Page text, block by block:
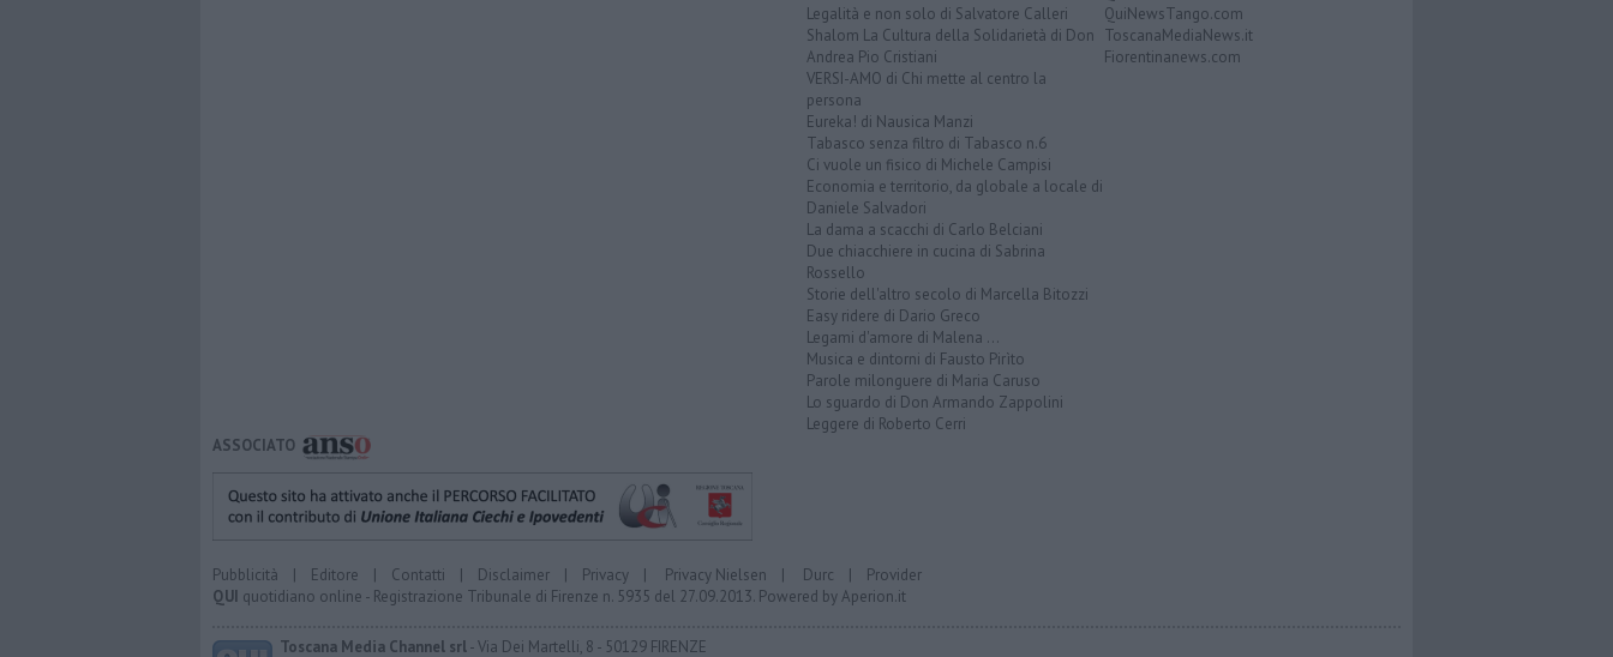
Legalità e non solo di Salvatore Calleri
Shalom La Cultura della Solidarietà di Don
Andrea Pio Cristiani
VERSI-AMO di Chi mette al centro la
persona
Eureka! di Nausica Manzi
Tabasco senza filtro di Tabasco n.6
Ci vuole un fisico di Michele Campisi
Economia e territorio, da globale a locale di
Daniele Salvadori
La dama a scacchi di Carlo Belciani
Due chiacchiere in cucina di Sabrina
Rossello
Storie dell'altro secolo di Marcella Bitozzi
Easy ridere di Dario Greco
Legami d'amore di Malena ...
Musica e dintorni di Fausto Pirìto
Parole milonguere di Maria Caruso
Lo sguardo di Don Armando Zappolini
Leggere di Roberto Cerri
QuiNewsTango.com
ToscanaMediaNews.it
Fiorentinanews.com
ASSOCIATO
Pubblicità | Editore | Contatti | Disclaimer | Privacy | Privacy Nielsen | Durc | Provider
QUI quotidiano online - Registrazione Tribunale di Firenze n. 5935 del 27.09.2013. Powered byAperion.it
Toscana Media Channel srl- Via Dei Martelli, 8 - 50129 FIRENZE